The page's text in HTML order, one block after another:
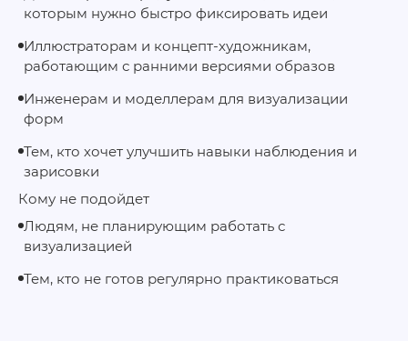
которым нужно быстро фиксировать идеи
Иллюстраторам и концепт-художникам,
работающим с ранними версиями образов
Инженерам и моделлерам для визуализации
форм
Тем, кто хочет улучшить навыки наблюдения и
зарисовки
Кому не подойдет
Людям, не планирующим работать с
визуализацией
Тем, кто не готов регулярно практиковаться